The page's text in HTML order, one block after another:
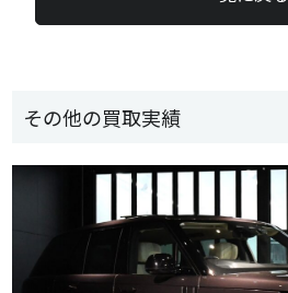
その他の買取実績